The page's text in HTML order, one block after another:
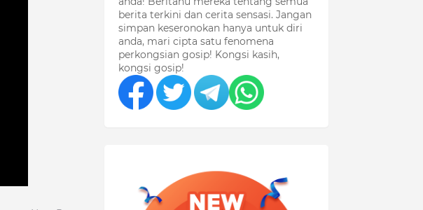
berita terkini dan cerita sensasi. Jangan
simpan keseronokan hanya untuk diri
anda, mari cipta satu fenomena
perkongsian gosip! Kongsi kasih,
kongsi gosip!